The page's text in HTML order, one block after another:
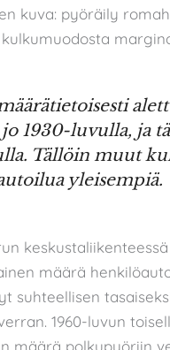
kuva: pyöräily
1930-luvulla, ja
Tällöin muut
yleisempiä.
määrä
suhteellisen
1960-luvun